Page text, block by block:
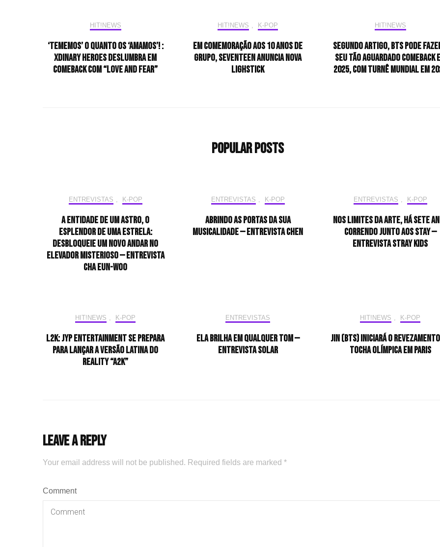
HIT!NEWS
‘Tememos’ o quanto os ‘amamos’! :
Xdinary Heroes deslumbra em
comeback com “LOVE and Fear”
HIT!NEWS K-POP
Em comemoração aos 10 anos de
grupo, SEVENTEEN anuncia nova
lighstick
HIT!NEWS
Segundo artigo, BTS pode
seu tão aguardado comeback
2025, com turnê mundial em
Popular Posts
ENTREVISTAS K-POP
A entidade de um astro, o
esplendor de uma estrela:
desbloqueie um novo andar no
elevador misterioso — Entrevista
CHA EUN-WOO
ENTREVISTAS K-POP
Abrindo as portas da sua
musicalidade — Entrevista CHEN
ENTREVISTAS K-POP
Nos limites da arte, há sete
correndo junto aos STAY —
Entrevista Stray Kids
HIT!NEWS K-POP
L2K: JYP Entertainment se prepara
para lançar a versão latina do
reality “A2K”
ENTREVISTAS
Ela brilha em qualquer tom —
Entrevista Solar
HIT!NEWS K-POP
Jin (BTS) iniciará o
tocha olímpica em Paris
Leave a Reply
Your email address will not be published. Required fields are marked *
Comment